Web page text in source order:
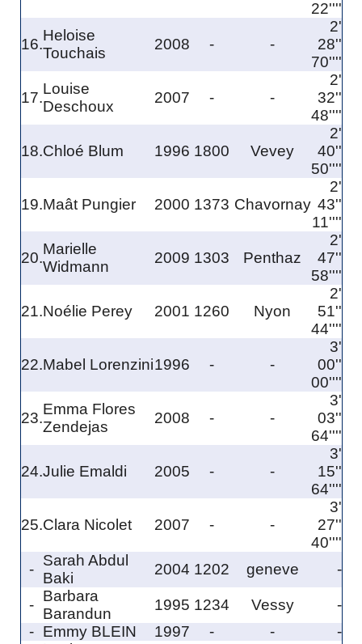
22''''
16.
Heloise
Touchais
2008 - -
2'
28''
70''''
17.
Louise
Deschoux
2007 - -
2'
32''
48''''
18.Chloé Blum 1996 1800 Vevey
2'
40''
50''''
19.Maât Pungier 2000 1373 Chavornay
2'
43''
11''''
20.
Marielle
Widmann
2009 1303 Penthaz
2'
47''
58''''
21.Noélie Perey 2001 1260 Nyon
2'
51''
44''''
22.Mabel Lorenzini1996 - -
3'
00''
00''''
23.
Emma Flores
Zendejas
2008 - -
3'
03''
64''''
24.Julie Emaldi 2005 - -
3'
15''
64''''
25.Clara Nicolet 2007 - -
3'
27''
40''''
-
Sarah Abdul
Baki
2004 1202 geneve -
-
Barbara
Barandun
1995 1234 Vessy
-
- Emmy BLEIN 1997 - -
-